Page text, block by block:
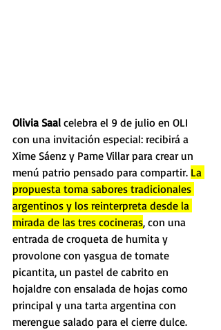
Olivia Saal celebra el 9 de julio en OLI
con una invitación especial: recibirá a
Xime Sáenz y Pame Villar para crear un
menú patrio pensado para compartir. La
propuesta toma sabores tradicionales
argentinos y los reinterpreta desde la
mirada de las tres cocineras, con una
entrada de croqueta de humita y
provolone con yasgua de tomate
picantita, un pastel de cabrito en
hojaldre con ensalada de hojas como
principal y una tarta argentina con
merengue salado para el cierre dulce.